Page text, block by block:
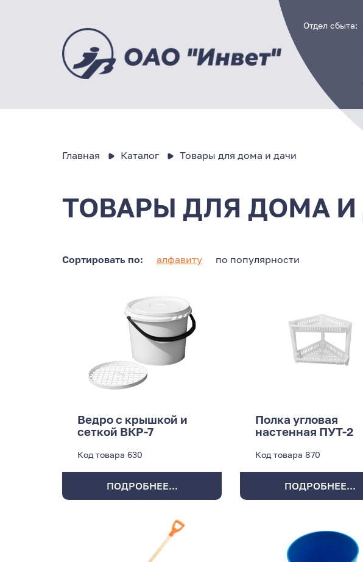
Отдел сбыта:
Главная Каталог Товары для дома и дачи
ТОВАРЫ ДЛЯ ДОМА И
Сортировать по: алфавиту по популярности
Ведро с крышкой и
сеткой ВКР-7
Код товара 630
ПОДРОБНЕЕ...
Полка угловая
настенная ПУТ-2
Код товара 870
ПОДРОБНЕЕ...